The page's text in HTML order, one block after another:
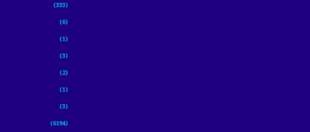
(333)
(6)
(1)
(3)
(2)
(1)
(3)
(6194)